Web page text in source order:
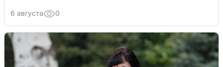
6 августа 0